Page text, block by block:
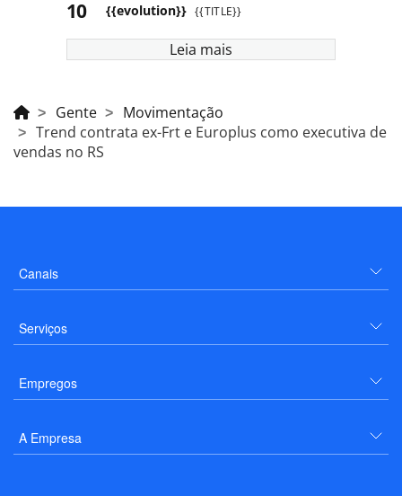
{{evolution}} {{TITLE}}
Leia mais
Gente
Movimentação
Trend contrata ex-Frt e Europlus como executiva de
vendas no RS
Canais
Serviços
Empregos
A Empresa